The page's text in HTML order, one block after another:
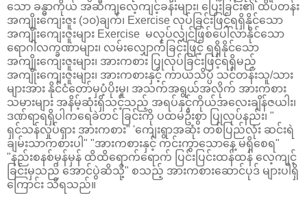
သော ခန္ဓာကိုယ် အဆီကျလေ့ကျင့်ခန်းများ၊ ပြေးခြင်း၏ ထိပ်တန်း
အကျိုးကျေးဇူး (၁၀)ချက်၊ Exercise လုပ်ခြင်းဖြင့်ရရှိနိုင်သော
အကျိုးကျေးဇူးများ Exercise မလုပ်လျှင်ဖြစ်ပေါ်လာနိုင်သော
ရောဂါလက္ခဏာများ၊ လမ်းလျှောက်ခြင်းဖြင့် ရရှိနိုင်သော
အကျိုးကျေးဇူးများ၊ အားကစား ပြုလုပ်ခြင်းဖြင့်ရရှိမည့်
အကျိုးကျေးဇူးများ၊ အားကစားနှင့် ကာယသိပ္ပံ သင်တန်းသူ/သား
များအား နိုင်ငံတော်မှပံ့ပိုးမှု၊ အသက်အရွယ်အလိုက် အားကစား
သမားများ အနိမ့်ဆုံးရှိသင့်သည့် အရပ်နှင့်ကိုယ်အလေးချိန်ဇယါး၊
ဒဏ်ရာရရှိပါကရေခဲတင် ခြင်းကို ပထမဦးစွာ ပြုလုပ်နည်း၊ "
ရှင်သန်လှုပ်ရှား အားကစား" 'ကျေးရွာအဆုံး တစ်ပြည်လုံး ဆင်းရဲ
ချမ်းသာကစားပါ" "အားကစားနှင့် ကင်းကွာသောနေ့ မရှိစေရ"
"နည်းစနစ်မှန်မှန် ထိထိရောက်ရောက် ပြင်းပြင်းထန်ထန် လေ့ကျင့်
ခြင်းမှသည် အောင်ပွဲဆိသို့" စသည့် အားကစားဆောင်ပုဒ် များပါရှိ
ကြောင်း သိရသည်။